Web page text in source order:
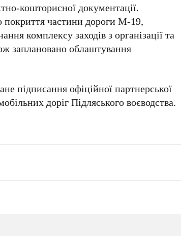
кошторисної документації.
покриття частини дороги М-19,
комплексу заходів з організації та
заплановано облаштування
підписання офіційної партнерської
доріг Підляського воєводства.